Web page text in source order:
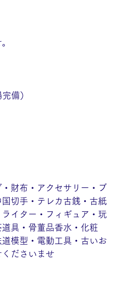
備）
財布・アクセサリー・ブ
切手・テレカ古銭・古紙
イター・フィギュア・玩
具・骨董品香水・化粧
模型・電動工具・古いお
ださいませ